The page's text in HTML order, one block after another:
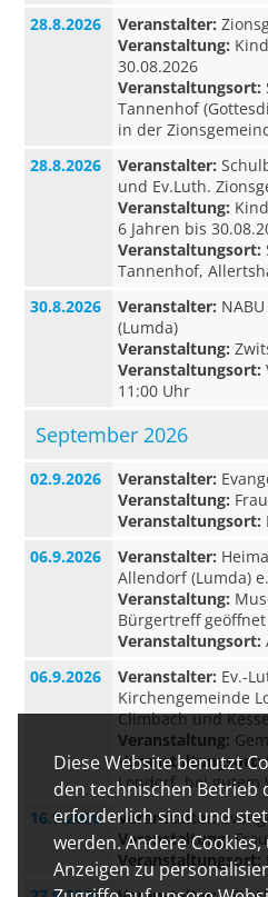
Diese Website benutzt
den technischen Betrieb
erforderlich sind und
werden. Andere
Anzeigen zu
28.8.2026
Veranstalter:
Veranstaltung:
30.08.2026
Veranstaltungsort:
Tannenhof
in der
28.8.2026
Veranstalter:
und Ev.Luth.
Veranstaltung:
6 Jahren bis
Veranstaltungsort:
Tannenhof,
30.8.2026
Veranstalter:
(Lumda)
Veranstaltung:
Veranstaltungsort:
11:00 Uhr
September 2026
02.9.2026 Veranstalter:
Veranstaltung:
Veranstaltungsort:
06.9.2026
Veranstalter:
Allendorf (Lumda)
Veranstaltung:
Bürgertreff geöffnet
Veranstaltungsort:
06.9.2026
Veranstalter: Ev.-
Kirchengemeinde
Climbach und
Veranstaltung:
Veranstaltungsort:
Londorf, bei gutem
16.9.2026
Veranstalter:
Veranstaltung:
Veranstaltungsort: